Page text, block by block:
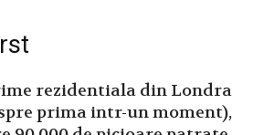
rezidentiala din Londra
prima intr-un moment),